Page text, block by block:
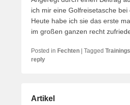
ich mir eine Golfreisetasche bei
Heute habe ich sie das erste
im großen ganzen recht
Posted in Fechten Tagged
reply
Artikel